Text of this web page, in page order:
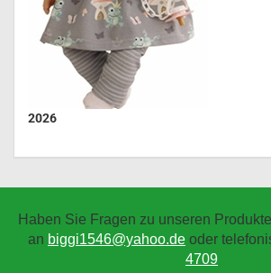
2026
Haben Sie Fragen zu unseren
an biggi1546@yahoo.de oder
4709